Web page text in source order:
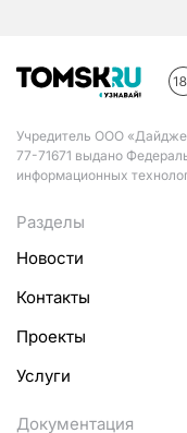
Учредитель ООО
77-71671 выдано
информационных
Разделы
Новости
Контакты
Проекты
Услуги
Документация